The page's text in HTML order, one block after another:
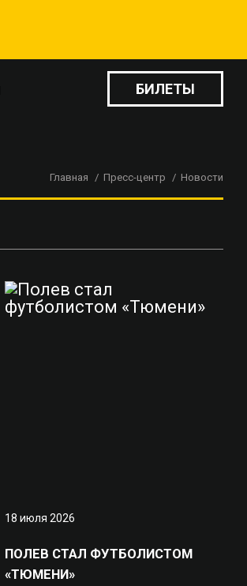
БИЛЕТЫ
Главная Пресс-центр Новости
18 июля 2026
ПОЛЕВ СТАЛ ФУТБОЛИСТОМ
«ТЮМЕНИ»